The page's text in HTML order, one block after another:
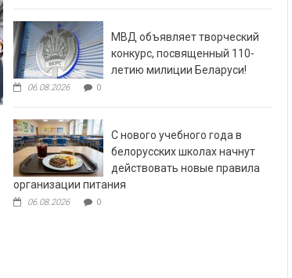
МВД объявляет творческий
конкурс, посвященный 110-
летию милиции Беларуси!
06.08.2026 0
С нового учебного года в
белорусских школах начнут
действовать новые правила
организации питания
06.08.2026 0